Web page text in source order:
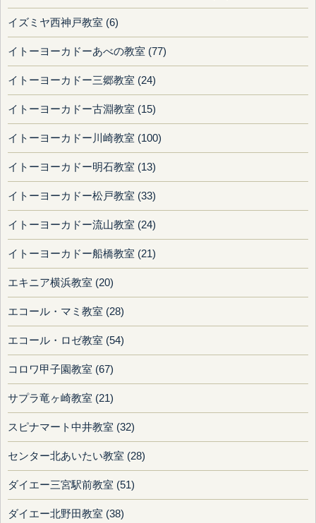
イズミヤ西神戸教室 (6)
イトーヨーカドーあべの教室 (77)
イトーヨーカドー三郷教室 (24)
イトーヨーカドー古淵教室 (15)
イトーヨーカドー川崎教室 (100)
イトーヨーカドー明石教室 (13)
イトーヨーカドー松戸教室 (33)
イトーヨーカドー流山教室 (24)
イトーヨーカドー船橋教室 (21)
エキニア横浜教室 (20)
エコール・マミ教室 (28)
エコール・ロゼ教室 (54)
コロワ甲子園教室 (67)
サプラ竜ヶ崎教室 (21)
スピナマート中井教室 (32)
センター北あいたい教室 (28)
ダイエー三宮駅前教室 (51)
ダイエー北野田教室 (38)